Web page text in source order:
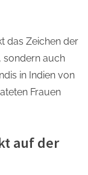
das Zeichen der
sondern auch
in Indien von
Frauen
auf der